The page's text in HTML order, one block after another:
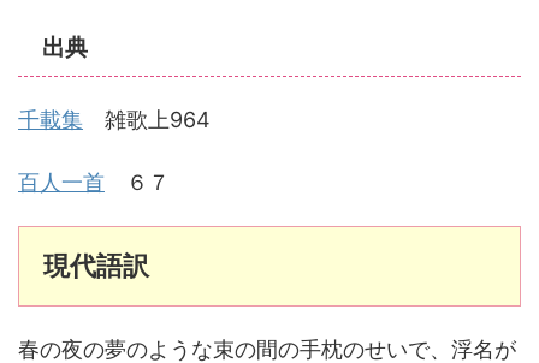
出典
千載集 雑歌上964
百人一首 ６７
現代語訳
春の夜の夢のような束の間の手枕のせいで、浮名が